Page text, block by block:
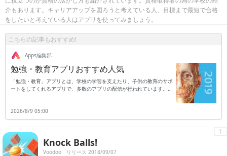
介もあります。キャリアアップを図ろうと考えている人、目標まで最短で合格
をしたいと考えている人はアプリを使ってみましょう。
こちらの記事もおすすめ!
.Apps編集部
勉強・教育アプリおすすめ人気
「勉強・教育」アプリとは、学校の学習を支えたり、子供の教育のサポ
ートをしてくれるアプリで、多数のアプリの配信が行われています。勉
題を解いて答えをさらに応用したりと、勉強に活用できるのが特徴で
す。普段の学校の勉強だけではなく受験勉強に利用したり、苦手な教科
子供のやる気を育てるアプリなども存在します。目的に合わせてたくさ
んのアプリの中から選べるため、受験勉強に、教育や子育てにと幅広く
活躍してくれるアプリとなっています。
2026/8/9 05:00
Knock Balls!
Voodoo リリース 2018/09/07
1